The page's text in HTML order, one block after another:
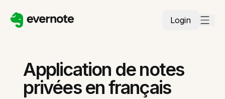
Login
Application de notes
privées en français